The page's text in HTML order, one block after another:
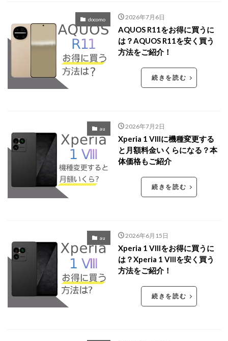
docomo 2026年7月6日
AQUOS R11をお得に買うに
は？AQUOS R11を安く買う
方法をご紹介！
続きを読む
au 2026年7月2日
Xperia 1 VIIIに機種変更する
と月額料金いくらになる？本
体価格もご紹介
続きを読む
au 2026年6月15日
Xperia 1 VIIIをお得に買うに
は？Xperia 1 VIIIを安く買う
方法をご紹介！
続きを読む